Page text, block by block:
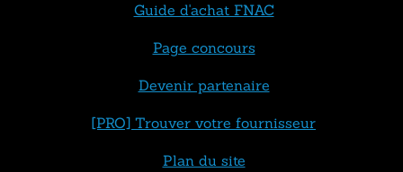
Guide d'achat FNAC
Page concours
Devenir partenaire
[PRO] Trouver votre fournisseur
Plan du site